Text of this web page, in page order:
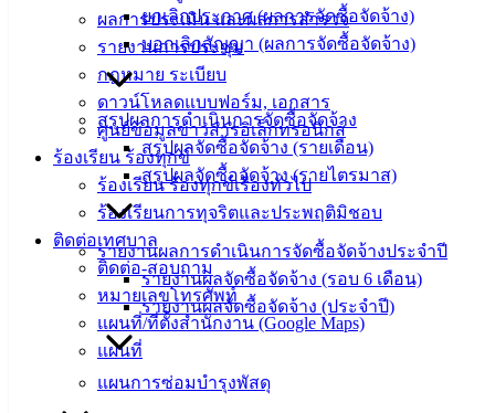
ผลการประเมิน และผลการสำรวจ
รายงานการประชุม
กฎหมาย ระเบียบ
ดาวน์โหลดแบบฟอร์ม, เอกสาร
ศูนย์ข้อมูลข่าวสารอิเล็กทรอนิกส์
ร้องเรียน ร้องทุกข์
ร้องเรียน ร้องทุกข์เรื่องทั่วไป
ร้องเรียนการทุจริตและประพฤติมิชอบ
ติดต่อเทศบาล
ติดต่อ-สอบถาม
หมายเลขโทรศัพท์
แผนที่/ที่ตั้งสำนักงาน (Google Maps)
แผนที่
ยกเลิกประกาศ (ผลการจัดซื้อจัดจ้าง)
บอกเลิกสัญญา (ผลการจัดซื้อจัดจ้าง)
สรุปผลการดำเนินการจัดซื้อจัดจ้าง
สรุปผลจัดซื้อจัดจ้าง (รายเดือน)
สรุปผลจัดซื้อจัดจ้าง (รายไตรมาส)
รายงานผลการดำเนินการจัดซื้อจัดจ้างประจำปี
รายงานผลจัดซื้อจัดจ้าง (รอบ 6 เดือน)
รายงานผลจัดซื้อจัดจ้าง (ประจำปี)
แผนการซ่อมบำรุงพัสดุ
ดาวน์โหลด
เอกสาร
คู่มือ
สำหรับ
ประชาชน/
คู่มือการ
ปฏิบัติ
ข้อมูล